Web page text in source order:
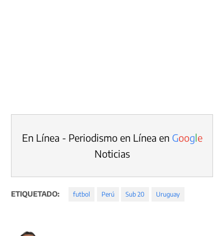
En Línea - Periodismo en Línea en Google
Noticias
ETIQUETADO: futbol Perú Sub 20 Uruguay